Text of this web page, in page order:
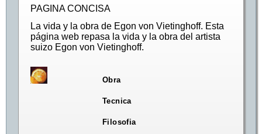
PAGINA CONCISA
La vida y la obra de Egon von Vietinghoff. Esta
página web repasa la vida y la obra del artista
suizo Egon von Vietinghoff.
Obra
Tecnica
Filosofia